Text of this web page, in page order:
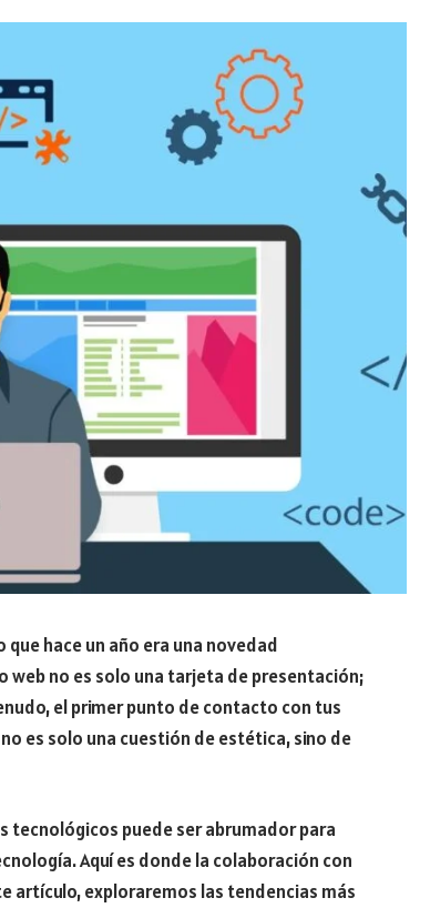
hace un año era una novedad
no es solo una tarjeta de presentación;
el primer punto de contacto con tus
es solo una cuestión de estética, sino de
tecnológicos puede ser abrumador para
Aquí es donde la colaboración con
artículo, exploraremos las tendencias más